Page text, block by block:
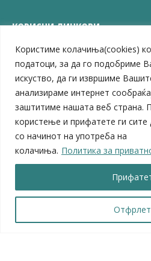
Користиме колачиња(cookies)
податоци, за да го подобриме
искуство, да ги извршиме
анализираме интернет
заштитиме нашата веб страна.
користење и прифатете ги сите
со начинот на употреба на
колачиња. Политика за
КОРИСНИ ЛИНКОВИ
ЗЕЛС – Заедница на единиците
Центар за развој на Вардарски
Јавно комунално претпријатие
ЈПССО „Парк – спорт и паркинзи“
ЛБ „Гоце Делчев“
ЛУ „Народен Музеј“
Влада на Република Северна
Собрание на Република Северна
Министерство за финансии
Министерство за транспорт
Министерство за локална
Министерство за дигитална
Министерство за јавна
Министерство за образование и